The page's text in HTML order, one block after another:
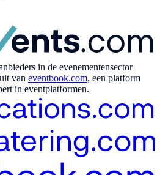
in de evenementensector
van eventbook.com, een platform
in eventplatformen.